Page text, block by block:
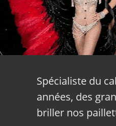
Spécialiste du
années, des
briller nos